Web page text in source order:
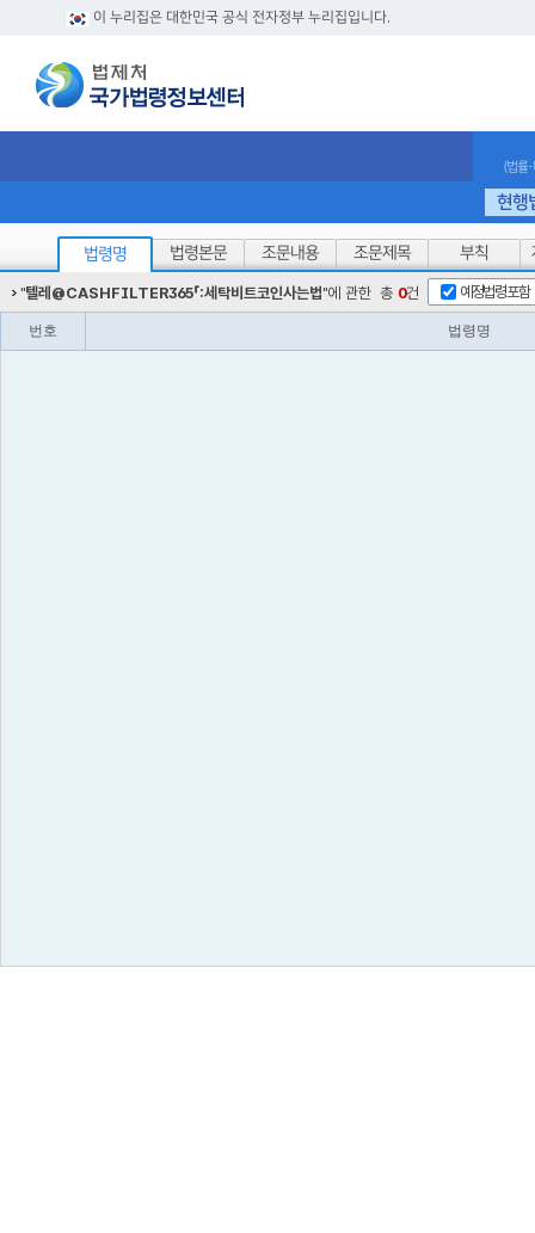
이 누리집은 대한민국 공식 전자정부 누리집입니다.
(법률
현행
법령명 법령본문 조문내용 조문제목 부칙
"텔레@CASHFILTER365「:세탁비트코인사는법"에 관한 총 0건 예정법령포함
번호 법령명